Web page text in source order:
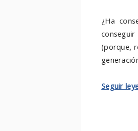
¿Ha
(porque,
Seguir